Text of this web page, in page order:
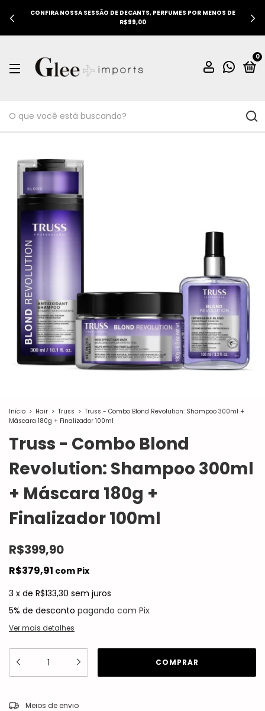
CONFIRA NOSSA SESSÃO DE DECANTS, PERFUMES POR MENOS DE
R$99,00
0
Início > Hair > Truss > Truss - Combo Blond Revolution: Shampoo 300ml +
Máscara 180g + Finalizador 100ml
Truss - Combo Blond
Revolution: Shampoo 300ml
+ Máscara 180g +
Finalizador 100ml
R$399,90
R$379,91 com Pix
3 x de R$133,30 sem juros
5% de desconto pagando com Pix
Ver mais detalhes
Entregas para o CEP:
Meios de envio